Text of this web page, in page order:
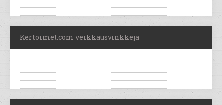
Kertoimet.com veikkausvinkkejä